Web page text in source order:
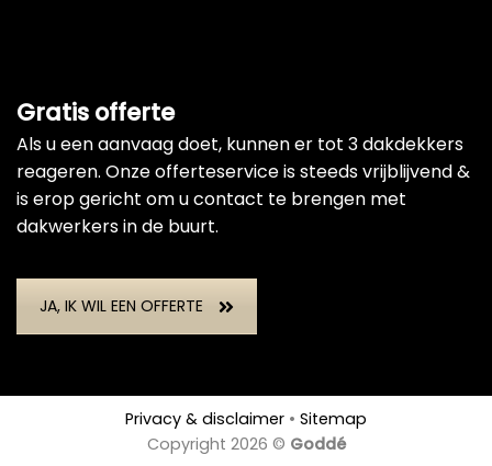
Gratis offerte
Als u een aanvaag doet, kunnen er tot 3 dakdekkers
reageren. Onze offerteservice is steeds vrijblijvend &
is erop gericht om u contact te brengen met
dakwerkers in de buurt.
JA, IK WIL EEN OFFERTE
Privacy & disclaimer • Sitemap
Copyright 2026 © Goddé